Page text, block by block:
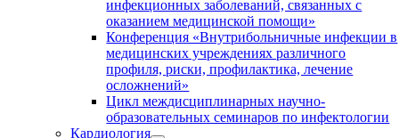
инфекционных заболеваний, связанных с
оказанием медицинской помощи»
Конференция «Внутрибольничные инфекции в
медицинских учреждениях различного
профиля, риски, профилактика, лечение
осложнений»
Цикл междисциплинарных научно-
образовательных семинаров по инфектологии
Кардиология